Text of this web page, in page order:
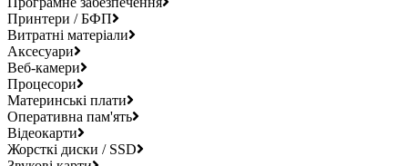
Принтери / БФП
Витратні матеріали
Аксесуари
Веб-камери
Процесори
Материнські плати
Оперативна пам'ять
Відеокарти
Жорсткі диски / SSD